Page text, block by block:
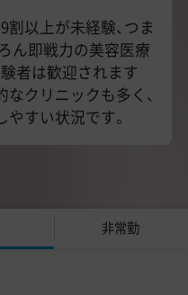
以上が未経験、つま
ん即戦力の美容医療
者は歓迎されます
クリニックも多く、
すい状況です。
非常勤